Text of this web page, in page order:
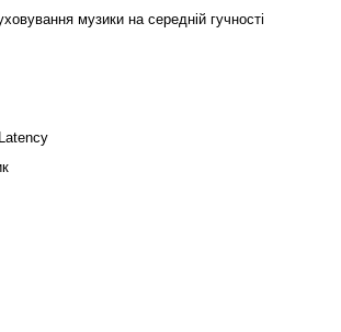
музики на середній гучності